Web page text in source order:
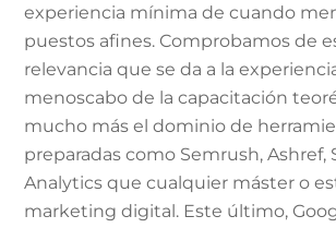
experiencia mínima de cuando
puestos afines. Comprobamos de
relevancia que se da a la
menoscabo de la capacitación
mucho más el dominio de
preparadas como Semrush, Ashref,
Analytics que cualquier máster o
marketing digital. Este último,